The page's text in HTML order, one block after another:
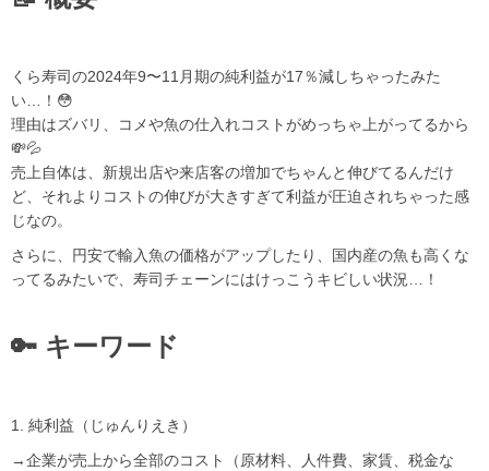
くら寿司の2024年9〜11月期の純利益が17％減しちゃったみた
い…！😳
理由はズバリ、コメや魚の仕入れコストがめっちゃ上がってるから
💸💦
売上自体は、新規出店や来店客の増加でちゃんと伸びてるんだけ
ど、それよりコストの伸びが大きすぎて利益が圧迫されちゃった感
じなの。
さらに、円安で輸入魚の価格がアップしたり、国内産の魚も高くな
ってるみたいで、寿司チェーンにはけっこうキビしい状況…！
🔑 キーワード
1. 純利益（じゅんりえき）
→企業が売上から全部のコスト（原材料、人件費、家賃、税金な